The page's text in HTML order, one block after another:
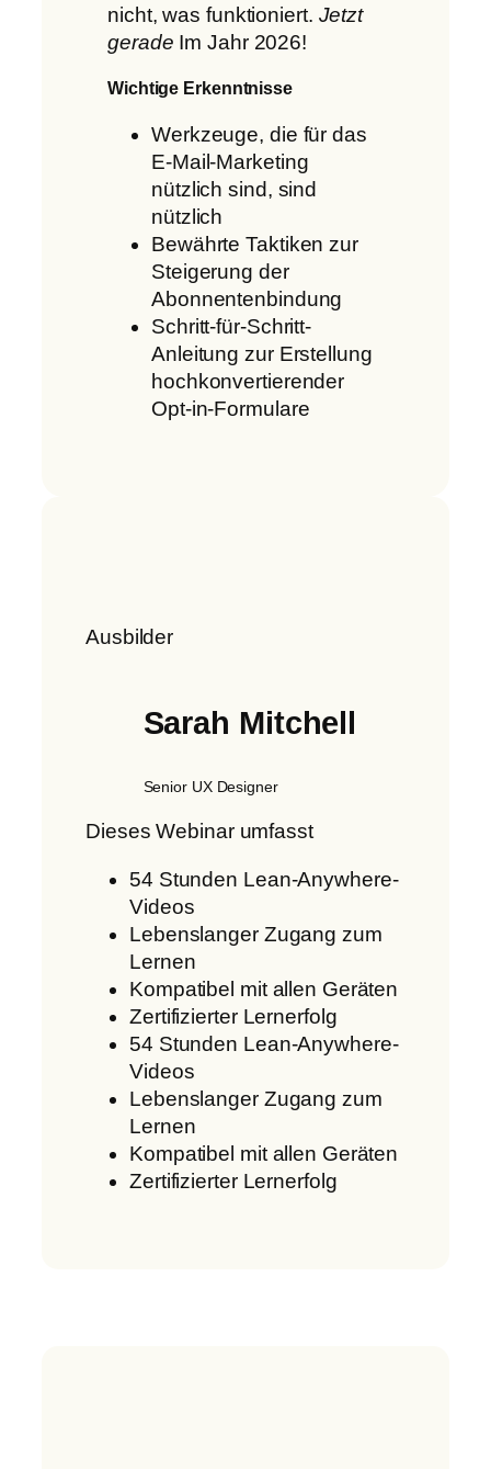
nicht, was funktioniert. Jetzt
gerade Im Jahr 2026!
Wichtige Erkenntnisse
Werkzeuge, die für das
E-Mail-Marketing
nützlich sind, sind
nützlich
Bewährte Taktiken zur
Steigerung der
Abonnentenbindung
Schritt-für-Schritt-
Anleitung zur Erstellung
hochkonvertierender
Opt-in-Formulare
Ausbilder
Sarah Mitchell
Senior UX Designer
Dieses Webinar umfasst
54 Stunden Lean-Anywhere-
Videos
Lebenslanger Zugang zum
Lernen
Kompatibel mit allen Geräten
Zertifizierter Lernerfolg
54 Stunden Lean-Anywhere-
Videos
Lebenslanger Zugang zum
Lernen
Kompatibel mit allen Geräten
Zertifizierter Lernerfolg